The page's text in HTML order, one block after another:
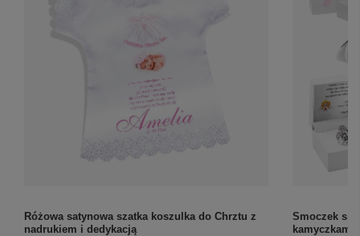
Różowa satynowa szatka koszulka do Chrztu z
nadrukiem i dedykacją
Smoczek